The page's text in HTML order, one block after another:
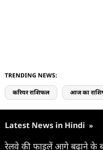
TRENDING NEWS:
करियर राशिफल आज का
Latest News in Hindi »
रेलवे की फाइलें आगे बढ़ाने के